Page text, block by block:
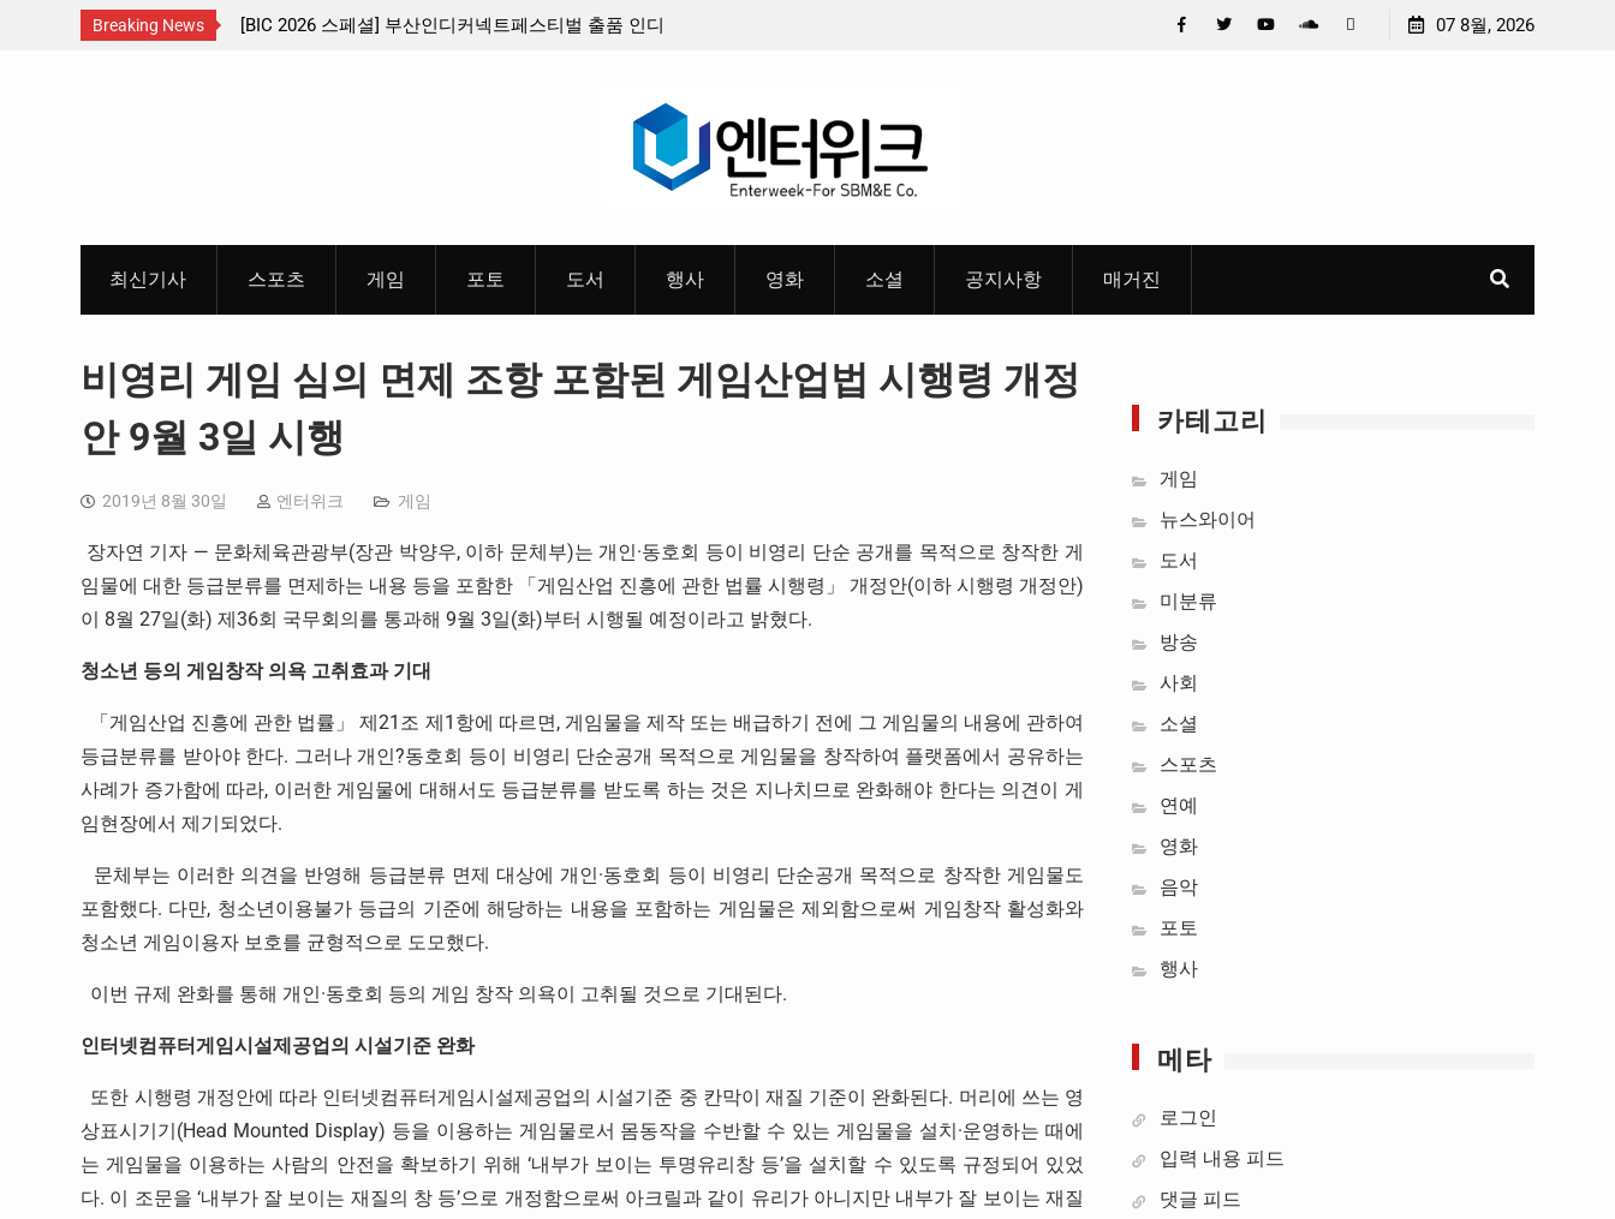
Breaking News
[BIC 2026 스페셜] 부산인디커넥트페스티벌 출품 인디
판타지 케이팝 애니메이션 ‘고스트밴드’ 8월 26일(수)
충청 청소년이 만든 U대회 홍보 영상…최종 6편 선정
중요 메일메일
07 8월, 2026
최신기사 스포츠 게임 포토 도서 행사 영화 소셜 공지사항 매거진
비영리 게임 심의 면제 조항 포함된 게임산업법 시행령 개정
안 9월 3일 시행
2019년 8월 30일 엔터위크 게임
장자연 기자 — 문화체육관광부(장관 박양우, 이하 문체부)는 개인·동호회 등이 비영리 단순 공개를 목적으로 창작한 게
임물에 대한 등급분류를 면제하는 내용 등을 포함한 「게임산업 진흥에 관한 법률 시행령」 개정안(이하 시행령 개정안)
이 8월 27일(화) 제36회 국무회의를 통과해 9월 3일(화)부터 시행될 예정이라고 밝혔다.
청소년 등의 게임창작 의욕 고취효과 기대
「게임산업 진흥에 관한 법률」 제21조 제1항에 따르면, 게임물을 제작 또는 배급하기 전에 그 게임물의 내용에 관하여
등급분류를 받아야 한다. 그러나 개인?동호회 등이 비영리 단순공개 목적으로 게임물을 창작하여 플랫폼에서 공유하는
사례가 증가함에 따라, 이러한 게임물에 대해서도 등급분류를 받도록 하는 것은 지나치므로 완화해야 한다는 의견이 게
임현장에서 제기되었다.
문체부는 이러한 의견을 반영해 등급분류 면제 대상에 개인·동호회 등이 비영리 단순공개 목적으로 창작한 게임물도
포함했다. 다만, 청소년이용불가 등급의 기준에 해당하는 내용을 포함하는 게임물은 제외함으로써 게임창작 활성화와
청소년 게임이용자 보호를 균형적으로 도모했다.
이번 규제 완화를 통해 개인·동호회 등의 게임 창작 의욕이 고취될 것으로 기대된다.
인터넷컴퓨터게임시설제공업의 시설기준 완화
또한 시행령 개정안에 따라 인터넷컴퓨터게임시설제공업의 시설기준 중 칸막이 재질 기준이 완화된다. 머리에 쓰는 영
상표시기기(Head Mounted Display) 등을 이용하는 게임물로서 몸동작을 수반할 수 있는 게임물을 설치·운영하는 때에
는 게임물을 이용하는 사람의 안전을 확보하기 위해 ‘내부가 보이는 투명유리창 등’을 설치할 수 있도록 규정되어 있었
다. 이 조문을 ‘내부가 잘 보이는 재질의 창 등’으로 개정함으로써 아크릴과 같이 유리가 아니지만 내부가 잘 보이는 재질
카테고리
게임
뉴스와이어
도서
미분류
방송
사회
소셜
스포츠
연예
영화
음악
포토
행사
메타
로그인
입력 내용 피드
댓글 피드